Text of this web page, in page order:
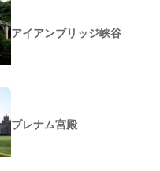
アイアンブリッジ峡谷
ブレナム宮殿